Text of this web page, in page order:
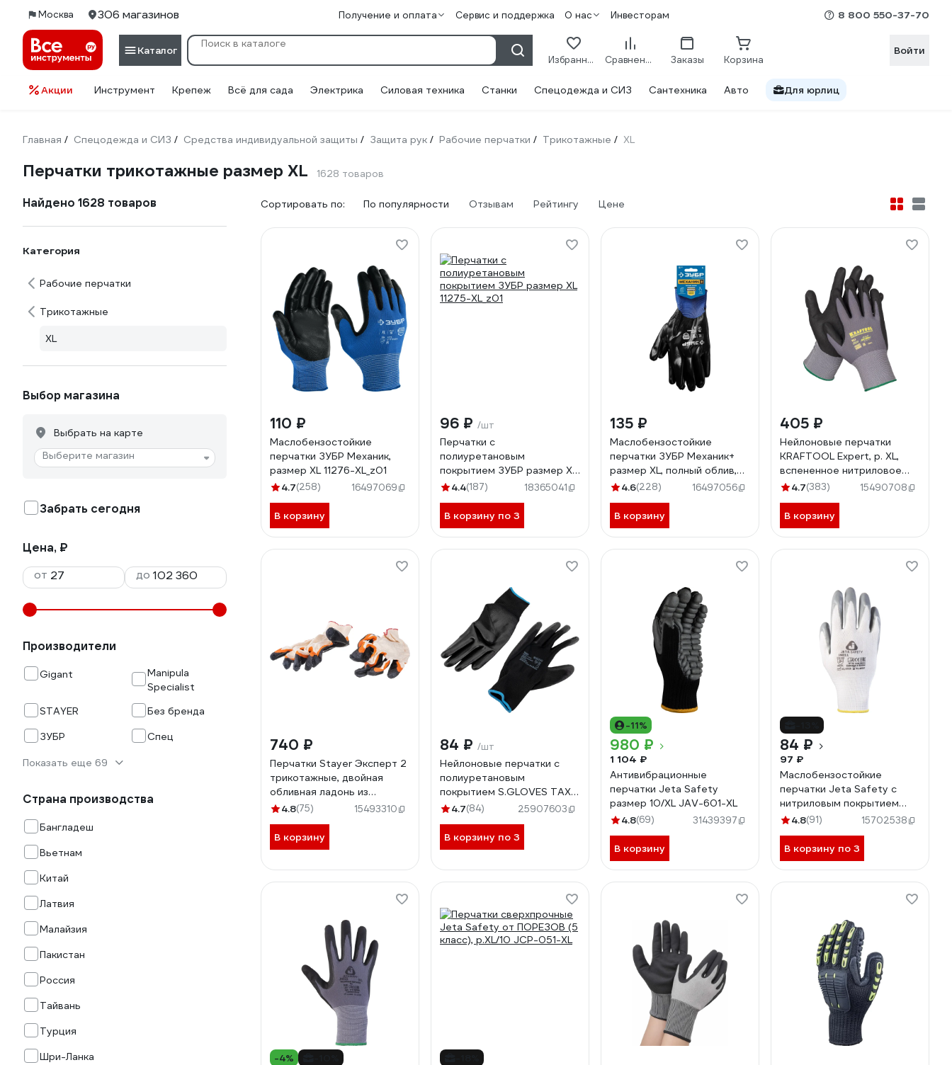
Москва 306 магазинов Получение и оплата Сервис и поддержка О нас Инвесторам 8 800 550-37-70
Каталог
Избранное Сравнение Заказы Корзина
Войти
Акции Инструмент Крепеж Всё для сада Электрика Силовая техника Станки Спецодежда и СИЗ Сантехника Авто Для юрлиц
Главная / Спецодежда и СИЗ / Средства индивидуальной защиты / Защита рук / Рабочие перчатки / Трикотажные / XL
Перчатки трикотажные размер XL 1628 товаров
Найдено 1628 товаров
Категория
Рабочие перчатки
Трикотажные
XL
Выбор магазина
Выбрать на карте
Выберите магазин
Забрать сегодня
Цена, ₽
от
до
Производители
Gigant
Manipula
Specialist
STAYER
Без бренда
ЗУБР
Спец
Показать еще 69
Страна производства
Бангладеш
Вьетнам
Китай
Латвия
Малайзия
Пакистан
Россия
Тайвань
Турция
Шри-Ланка
Сортировать по: По популярности Отзывам Рейтингу Цене
110 ₽
Маслобензостойкие
перчатки ЗУБР Механик,
размер XL 11276-XL_z01
4.7(258) 16497069
В корзину
96 ₽ /шт
Перчатки с
полиуретановым
покрытием ЗУБР размер XL
11275-XL_z01
4.4(187) 18365041
В корзину по 3
135 ₽
Маслобензостойкие
перчатки ЗУБР Механик+
размер XL, полный облив,
тонкие 11279-XL
4.6(228) 16497056
В корзину
405 ₽
Нейлоновые перчатки
KRAFTOOL Expert, р. XL,
вспененное нитриловое
покрытие 11285-XL
4.7(383) 15490708
В корзину
740 ₽
Перчатки Stayer Эксперт 2
трикотажные, двойная
обливная ладонь из
латекса, х/б, 13 класс, L-XL,
4.8(75) 15493310
В корзину
84 ₽ /шт
Нейлоновые перчатки с
полиуретановым
покрытием S.GLOVES TAXO
черные, 10 размер 31614-10
4.7(84) 25907603
В корзину по 3
-11%
980 ₽
1 104 ₽
Антивибрационные
перчатки Jeta Safety
размер 10/XL JAV-601-XL
4.8(69) 31439397
В корзину
84 ₽
97 ₽
Маслобензостойкие
перчатки Jeta Safety с
нитриловым покрытием
(МБС), р.XL/10/ JN011-XL
4.8(91) 15702538
В корзину по 3
-4%